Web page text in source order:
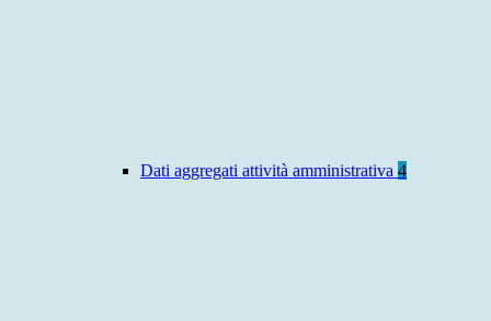
Dati aggregati attività amministrativa 4